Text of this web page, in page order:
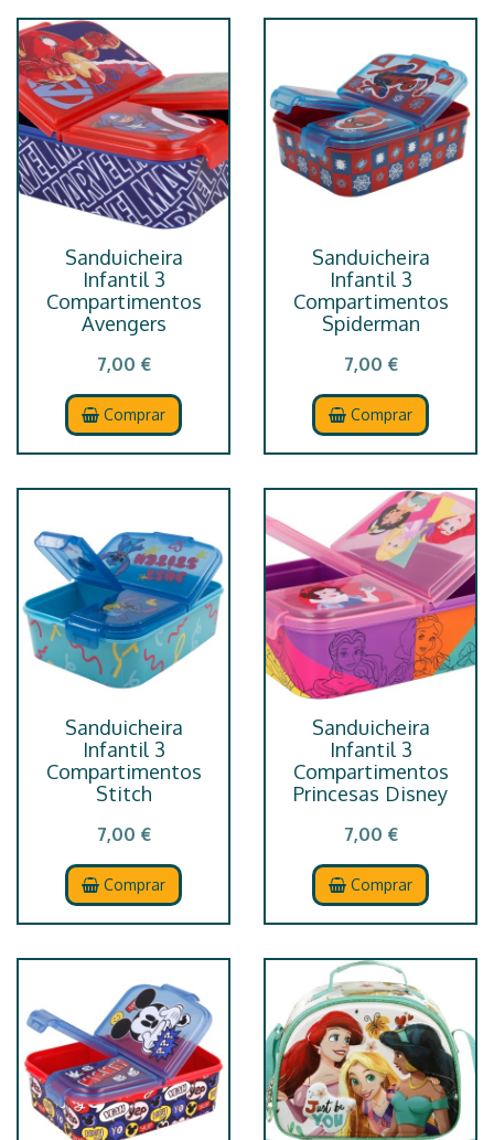
Sanduicheira
Infantil 3
Compartimentos
Avengers
7,00 €
Comprar
Sanduicheira
Infantil 3
Compartimentos
Spiderman
7,00 €
Comprar
Sanduicheira
Infantil 3
Compartimentos
Stitch
7,00 €
Comprar
Sanduicheira
Infantil 3
Compartimentos
Princesas Disney
7,00 €
Comprar